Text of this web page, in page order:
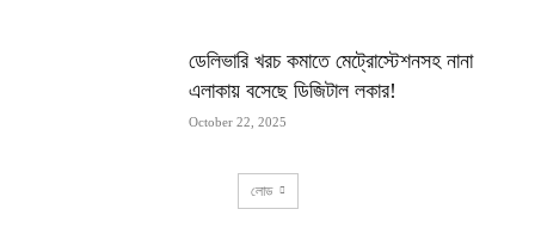
ডেলিভারি খরচ কমাতে মেট্রোস্টেশনসহ নানা
এলাকায় বসেছে ডিজিটাল লকার!
October 22, 2025
লোড